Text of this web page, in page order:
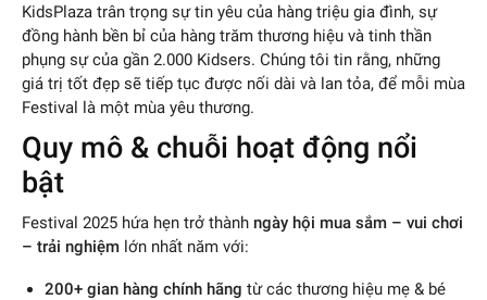
KidsPlaza trân trọng sự tin yêu của hàng triệu gia đình, sự
đồng hành bền bỉ của hàng trăm thương hiệu và tinh thần
phụng sự của gần 2.000 Kidsers. Chúng tôi tin rằng, những
giá trị tốt đẹp sẽ tiếp tục được nối dài và lan tỏa, để mỗi mùa
Festival là một mùa yêu thương.
Quy mô & chuỗi hoạt động nổi
bật
Festival 2025 hứa hẹn trở thành ngày hội mua sắm – vui chơi
– trải nghiệm lớn nhất năm với:
200+ gian hàng chính hãng từ các thương hiệu mẹ & bé